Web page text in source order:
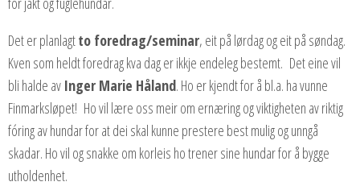
Det er planlagtto foredrag/seminar, eit på lørdag og eit på søndag.
Kven som heldt foredrag kva dag er ikkje endeleg bestemt. Det eine vil
bli halde av Inger Marie Håland. Ho er kjendt for å bl.a. ha vunne
Finmarksløpet! Ho vil lære oss meir om ernæring og viktigheten av riktig
fóring av hundar for at dei skal kunne prestere best mulig og unngå
skadar. Ho vil og snakke om korleis ho trener sine hundar for å bygge
utholdenhet.